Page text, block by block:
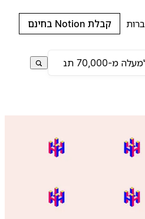
קבלת Notion בחינם